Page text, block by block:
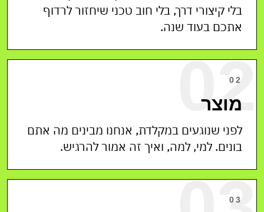
בלי קיצורי דרך, בלי חוב טכני שיחזור לרדוף
אתכם בעוד שנה.
02
02
מוצר
לפני שנוגעים במקלדת, אנחנו מבינים מה אתם
בונים. למי, למה, ואיך זה אמור להרגיש.
03